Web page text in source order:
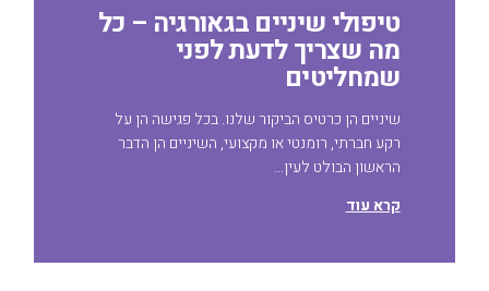
טיפולי שיניים בגאורגיה – כל
מה שצריך לדעת לפני
שמחליטים
שיניים הן כרטיס הביקור שלנו. בכל פגישה הן על
רקע חברתי, רומנטי או מקצועי, השיניים הן הדבר
הראשון הבולט לעין…
קרא עוד